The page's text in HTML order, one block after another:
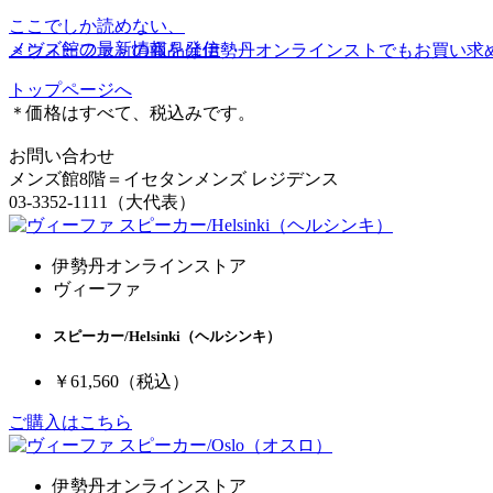
＜ヴィーファ＞の商品は伊勢丹オンラインストでもお買い求
＊価格はすべて、税込みです。
お問い合わせ
メンズ館8階＝イセタンメンズ レジデンス
03-3352-1111（大代表）
伊勢丹オンラインストア
ヴィーファ
スピーカー/Helsinki（ヘルシンキ）
￥61,560 （税込）
ご購入はこちら
伊勢丹オンラインストア
ここでしか読めない、
メンズ館の最新情報を発信
トップページへ